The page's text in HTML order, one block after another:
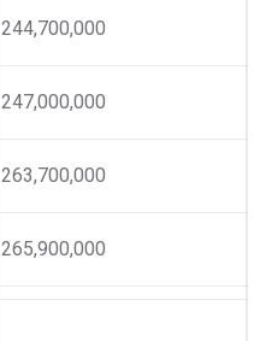
244,700,000
247,000,000
263,700,000
265,900,000